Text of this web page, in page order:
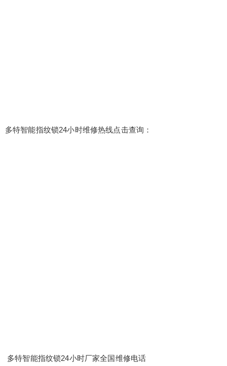
多特智能指纹锁24小时维修热线点击查询：
多特智能指纹锁24小时厂家全国维修电话